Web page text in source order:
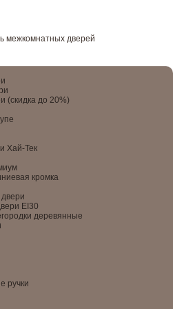
межкомнатных дверей
(скидка до 20%)
Хай-Тек
кромка
EI30
деревянные
ручки